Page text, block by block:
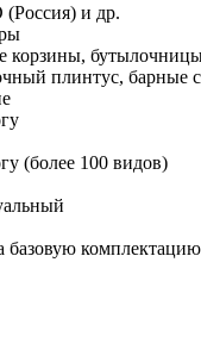
и др.
корзины,
плинтус, барные
(более 100 видов)
базовую комплектацию